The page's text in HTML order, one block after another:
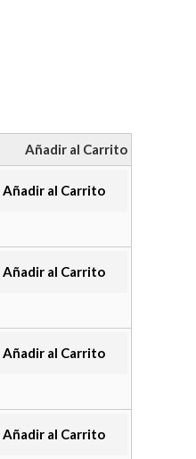
Añadir al Carrito
Añadir al Carrito
Añadir al Carrito
Añadir al Carrito
Añadir al Carrito